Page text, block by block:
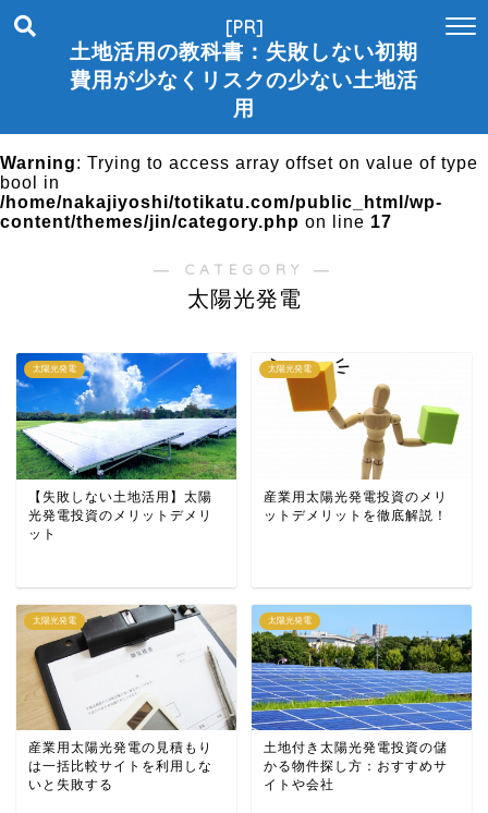
[PR]
土地活用の教科書：失敗しない初期
費用が少なくリスクの少ない土地活
用
Warning: Trying to access array offset on value of type
bool in
/home/nakajiyoshi/totikatu.com/public_html/wp-
content/themes/jin/category.php on line 17
― CATEGORY ―
太陽光発電
太陽光発電
【失敗しない土地活用】太陽
光発電投資のメリットデメリ
ット
太陽光発電
産業用太陽光発電投資のメリ
ットデメリットを徹底解説！
太陽光発電
産業用太陽光発電の見積もり
は一括比較サイトを利用しな
いと失敗する
太陽光発電
土地付き太陽光発電投資の儲
かる物件探し方：おすすめサ
イトや会社